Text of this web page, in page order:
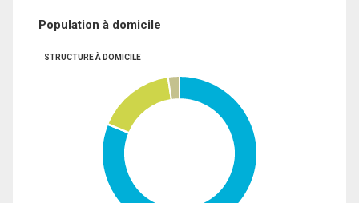
Population à domicile
STRUCTURE À DOMICILE